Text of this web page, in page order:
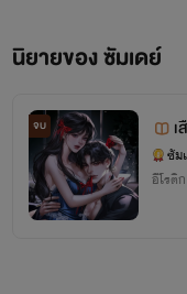
นิยายของ ซัมเดย์
จบ
ซัม
อีโรติก